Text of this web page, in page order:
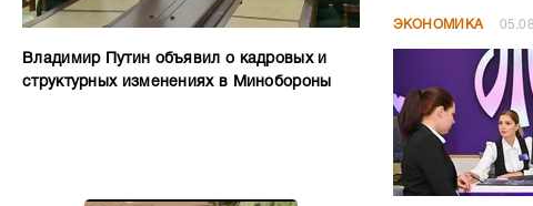
Владимир Путин объявил о кадровых и
структурных изменениях в Минобороны
ЭКОНОМИКА